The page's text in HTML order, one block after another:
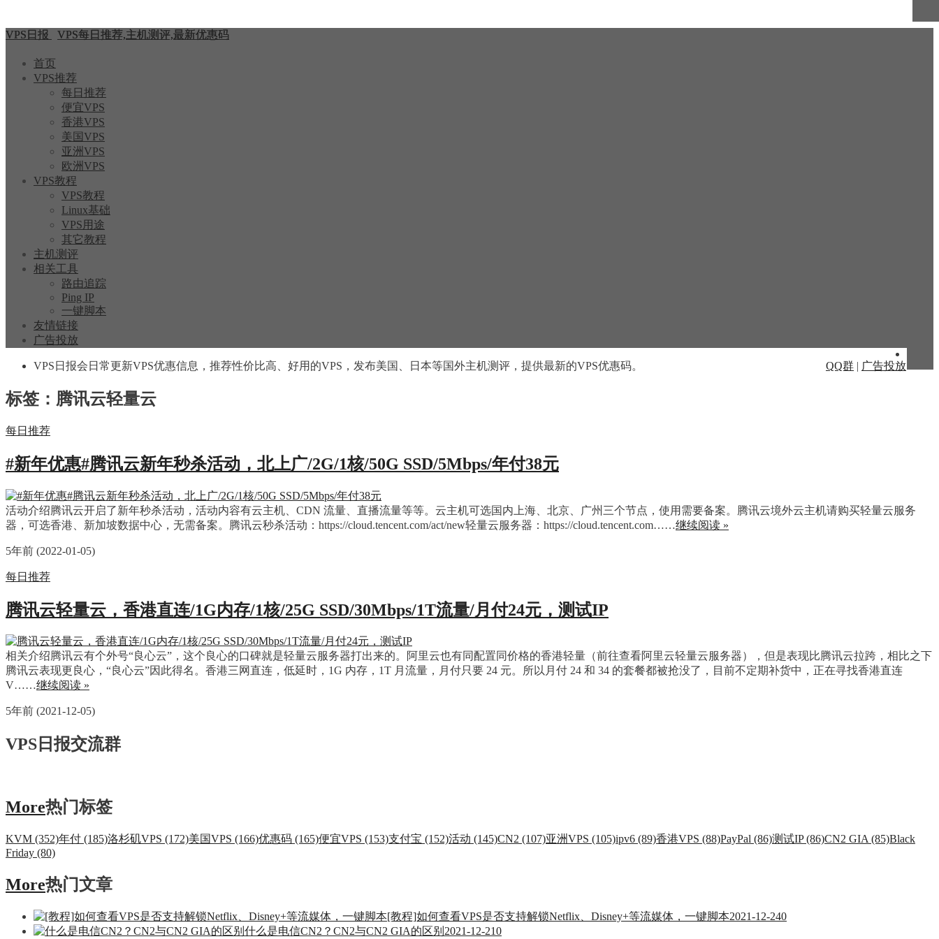
VPS日报 VPS每日推荐,主机测评,最新优惠码
首页
VPS推荐
每日推荐
便宜VPS
香港VPS
美国VPS
亚洲VPS
欧洲VPS
VPS教程
VPS教程
Linux基础
VPS用途
其它教程
主机测评
相关工具
路由追踪
Ping IP
一键脚本
友情链接
广告投放
VPS日报会日常更新VPS优惠信息，推荐性价比高、好用的VPS，发布美国、日本等国外主机测评，提供最新的VPS优惠码。 QQ群 | 广告投放
标签：腾讯云轻量云
每日推荐
#新年优惠#腾讯云新年秒杀活动，北上广/2G/1核/50G SSD/5Mbps/年付38元
活动介绍腾讯云开启了新年秒杀活动，活动内容有云主机、CDN 流量、直播流量等等。云主机可选国内上海、北京、广州三个节点，使用需要备案。腾讯云境外云主机请购买轻量云服务
器，可选香港、新加坡数据中心，无需备案。腾讯云秒杀活动：https://cloud.tencent.com/act/new轻量云服务器：https://cloud.tencent.com……继续阅读 »
5年前 (2022-01-05)
每日推荐
腾讯云轻量云，香港直连/1G内存/1核/25G SSD/30Mbps/1T流量/月付24元，测试IP
相关介绍腾讯云有个外号“良心云”，这个良心的口碑就是轻量云服务器打出来的。阿里云也有同配置同价格的香港轻量（前往查看阿里云轻量云服务器），但是表现比腾讯云拉跨，相比之下
腾讯云表现更良心，“良心云”因此得名。香港三网直连，低延时，1G 内存，1T 月流量，月付只要 24 元。所以月付 24 和 34 的套餐都被抢没了，目前不定期补货中，正在寻找香港直连
V……继续阅读 »
5年前 (2021-12-05)
VPS日报交流群
More热门标签
KVM (352)年付 (185)洛杉矶VPS (172)美国VPS (166)优惠码 (165)便宜VPS (153)支付宝 (152)活动 (145)CN2 (107)亚洲VPS (105)ipv6 (89)香港VPS (88)PayPal (86)测试IP (86)CN2 GIA (85)Black
Friday (80)
More热门文章
[教程]如何查看VPS是否支持解锁Netflix、Disney+等流媒体，一键脚本2021-12-240
什么是电信CN2？CN2与CN2 GIA的区别 2021-12-210